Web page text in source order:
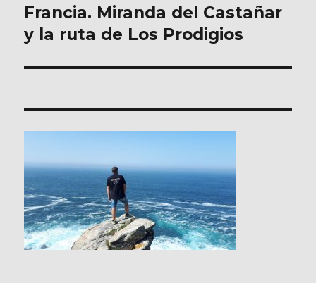
entradas
Francia. Miranda del Castañar
y la ruta de Los Prodigios